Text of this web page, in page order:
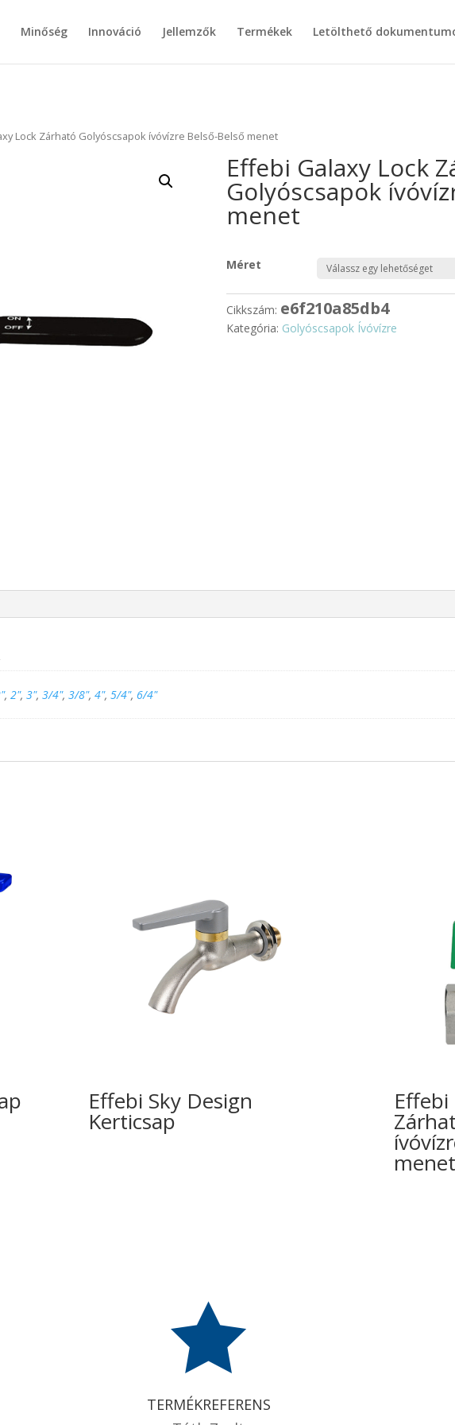
Minőség Innováció Jellemzők Termékek Letölthető
Lock Zárható Golyóscsapok ívóvízre Belső-Belső menet
Effebi Galaxy Lock
Golyóscsapok
menet
Méret
Cikkszám: e6f210a85db4
Kategória: Golyóscsapok Ívóvízre
, 2", 3", 3/4", 3/8", 4", 5/4", 6/4"
Effebi Sky Design
Kerticsap
Effebi
menet

TERMÉKREFERENS